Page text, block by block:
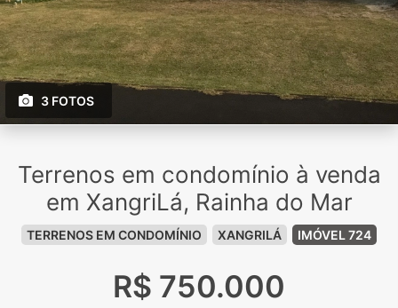
3 FOTOS
Terrenos em condomínio à venda
em XangriLá, Rainha do Mar
TERRENOS EM CONDOMÍNIO XANGRILÁ IMÓVEL 724
R$ 750.000